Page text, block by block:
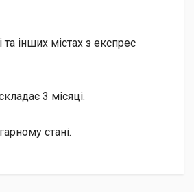
інших містах з експрес
3 місяці.
стані.